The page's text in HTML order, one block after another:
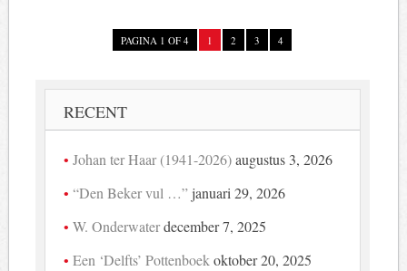
PAGINA 1 OF 4 1 2 3 4
RECENT
Johan ter Haar (1941-2026) augustus 3, 2026
“Den Beker vul …” januari 29, 2026
W. Onderwaterdecember 7, 2025
Een ‘Delfts’ Pottenboek oktober 20, 2025